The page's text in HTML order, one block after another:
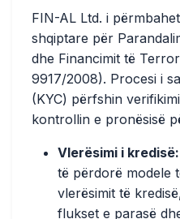
FIN-AL Ltd. i
shqiptare për
dhe Financimit të
9917/2008). Procesi i
(KYC) përfshin
kontrollin e pronësisë
Vlerësimi i kredisë:
të përdorë modele
vlerësimit të
flukset e parasë